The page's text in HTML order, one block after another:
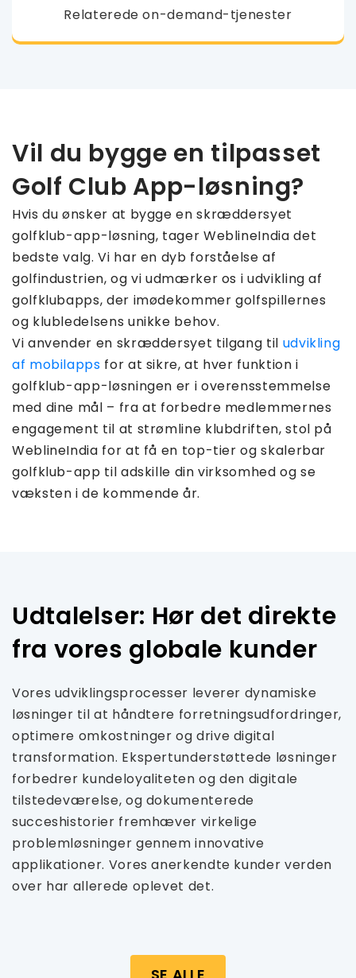
Relaterede on-demand-tjenester
Vil du bygge en tilpasset
Golf Club App-løsning?
Hvis du ønsker at bygge en skræddersyet
golfklub-app-løsning, tager WeblineIndia det
bedste valg. Vi har en dyb forståelse af
golfindustrien, og vi udmærker os i udvikling af
golfklubapps, der imødekommer golfspillernes
og klubledelsens unikke behov.
Vi anvender en skræddersyet tilgang til udvikling
af mobilapps for at sikre, at hver funktion i
golfklub-app-løsningen er i overensstemmelse
med dine mål – fra at forbedre medlemmernes
engagement til at strømline klubdriften, stol på
WeblineIndia for at få en top-tier og skalerbar
golfklub-app til adskille din virksomhed og se
væksten i de kommende år.
Udtalelser: Hør det direkte
fra vores globale kunder
Vores udviklingsprocesser leverer dynamiske
løsninger til at håndtere forretningsudfordringer,
optimere omkostninger og drive digital
transformation. Ekspertunderstøttede løsninger
forbedrer kundeloyaliteten og den digitale
tilstedeværelse, og dokumenterede
succeshistorier fremhæver virkelige
problemløsninger gennem innovative
applikationer. Vores anerkendte kunder verden
over har allerede oplevet det.